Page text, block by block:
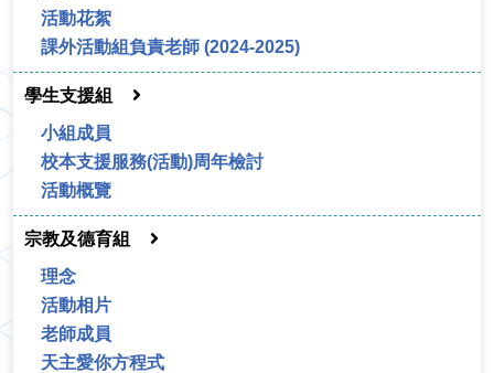
活動花絮
課外活動組負責老師 (2024-2025)
學生支援組
小組成員
校本支援服務(活動)周年檢討
活動概覽
宗教及德育組
理念
活動相片
老師成員
天主愛你方程式